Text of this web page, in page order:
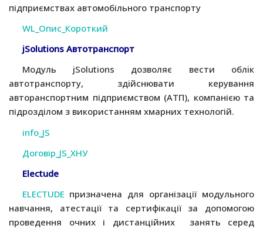
підприємствах автомобільного транспорту
WL_Опис_Короткий
jSolutions Автотранспорт
Модуль jSolutions дозволяє вести облiк
автотранспорту, здiйснювати керування
авторанспортним підприємством (АТП), компанією та
підрозділом з використанням хмарних технологій.
info_JS
Договір_JS_ХНУ
Electude
ELECTUDE призначена для організації модульного
навчання, атестації та сертифікації за допомогою
проведення очних і дистанційних занять серед